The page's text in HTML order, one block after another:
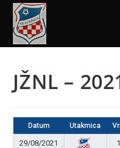
JŽNL –
Datum Utakmica
29/08/2021